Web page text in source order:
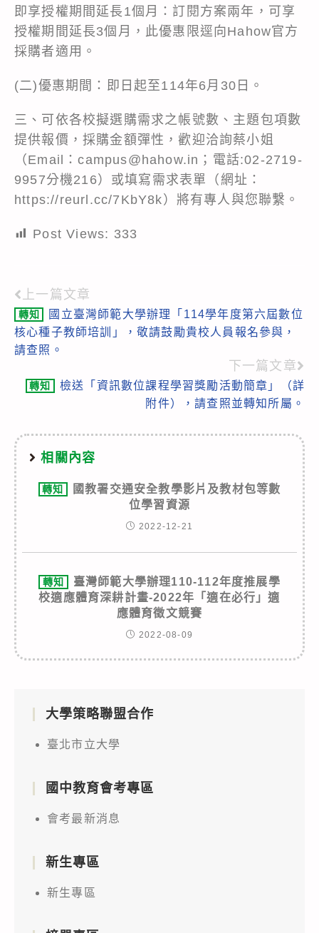
即享授權期間延長1個月：訂閱方案兩年，可享
授權期間延長3個月，此優惠限逕向Hahow官方
採購者適用。
(二)優惠期間：即日起至114年6月30日。
三、可依各校擬選購需求之帳號數、主題包項數
提供報價，採購金額彈性，歡迎洽詢蔡小姐
（Email：campus@hahow.in；電話:02-2719-
9957分機216）或填寫需求表單（網址：
https://reurl.cc/7KbY8k）將有專人與您聯繫。
Post Views: 333
Read
more
articles
上一篇文章
轉知
國立臺灣師範大學辦理「114學年度第六屆數位
核心種子教師培訓」，敬請鼓勵貴校人員報名參與，
請查照。
下一篇文章
轉知
檢送「資訊數位課程學習獎勵活動簡章」（詳
附件），請查照並轉知所屬。
相關內容
轉知
國教署交通安全教學影片及教材包等數
位學習資源
2022-12-21
轉知
臺灣師範大學辦理110-112年度推展學
校適應體育深耕計畫-2022年「適在必行」適
應體育徵文競賽
2022-08-09
大學策略聯盟合作
臺北市立大學
國中教育會考專區
會考最新消息
新生專區
新生專區